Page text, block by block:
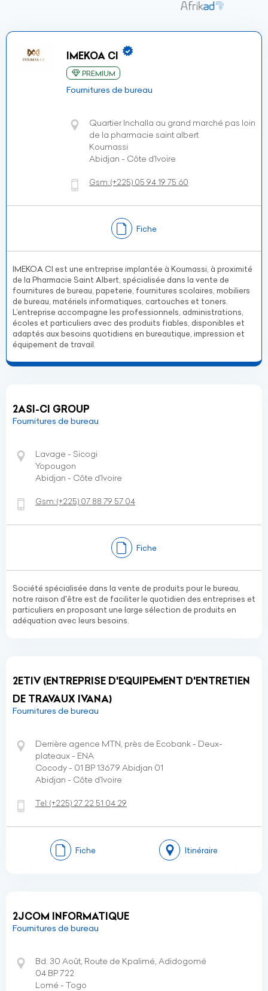
IMEKOA CI
PREMIUM
Fournitures de bureau
Quartier Inchalla au grand marché pas loin
de la pharmacie saint albert
Koumassi
Abidjan - Côte d’Ivoire
Gsm:(+225) 05 94 19 75 60
Fiche
IMEKOA CI est une entreprise implantée à Koumassi, à proximité
de la Pharmacie Saint Albert, spécialisée dans la vente de
fournitures de bureau, papeterie, fournitures scolaires, mobiliers
de bureau, matériels informatiques, cartouches et toners.
L’entreprise accompagne les professionnels, administrations,
écoles et particuliers avec des produits fiables, disponibles et
adaptés aux besoins quotidiens en bureautique, impression et
équipement de travail.
2ASI-CI GROUP
Fournitures de bureau
Lavage - Sicogi
Yopougon
Abidjan - Côte d’Ivoire
Gsm:(+225) 07 88 79 57 04
Fiche
Société spécialisée dans la vente de produits pour le bureau,
notre raison d'être est de faciliter le quotidien des entreprises et
particuliers en proposant une large sélection de produits en
adéquation avec leurs besoins.
2ETIV (ENTREPRISE D'EQUIPEMENT D'ENTRETIEN
DE TRAVAUX IVANA)
Fournitures de bureau
Derrière agence MTN, près de Ecobank - Deux-
plateaux - ENA
Cocody - 01 BP 13679 Abidjan 01
Abidjan - Côte d’Ivoire
Tel:(+225) 27 22 51 04 29
Fiche Itinéraire
2JCOM INFORMATIQUE
Fournitures de bureau
Bd. 30 Août, Route de Kpalimé, Adidogomé
04 BP 722
Lomé - Togo